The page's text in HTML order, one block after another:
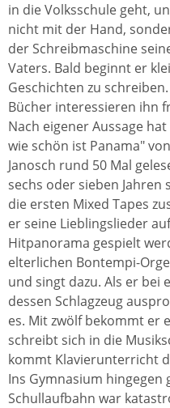
in die Volksschule geht,
nicht mit der Hand,
der Schreibmaschine
Vaters. Bald beginnt er
Geschichten zu
Bücher interessieren ihn
Nach eigener Aussage hat
wie schön ist Panama" von
Janosch rund 50 Mal
sechs oder sieben Jahren
die ersten Mixed Tapes
er seine Lieblingslieder
Hitpanorama gespielt
elterlichen Bontempi-
und singt dazu. Als er bei
dessen Schlagzeug
es. Mit zwölf bekommt er
schreibt sich in die
kommt Klavierunterricht
Ins Gymnasium hingegen
Schullaufbahn war